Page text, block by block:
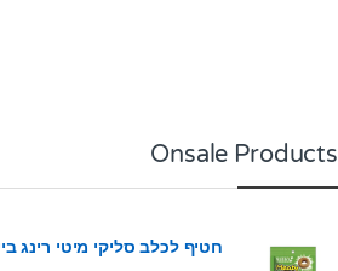
Onsale Products
חטיף לכלב סליקי מיטי רינג בייקון